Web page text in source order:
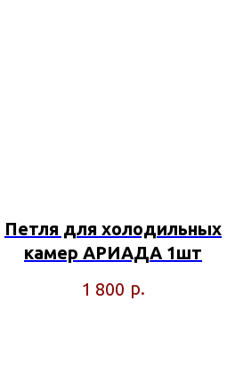
Петля для холодильных
камер АРИАДА 1шт
1 800 р.